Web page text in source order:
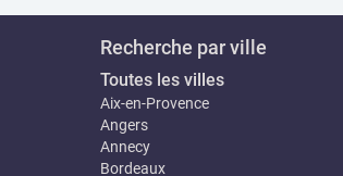
Recherche par ville
Toutes les villes
Aix-en-Provence
Angers
Annecy
Bordeaux